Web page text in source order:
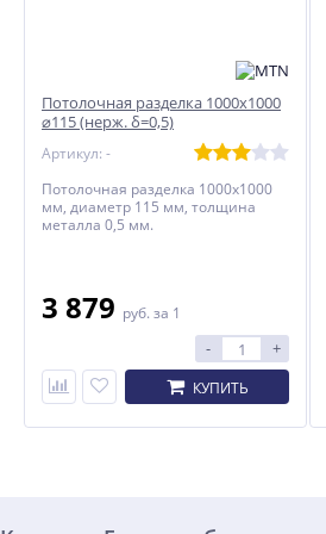
Потолочная разделка 1000x1000
⌀115 (нерж. δ=0,5)
Артикул: -
Потолочная разделка 1000x1000
мм, диаметр 115 мм, толщина
металла 0,5 мм.
3 879 руб. за 1
- +
КУПИТЬ